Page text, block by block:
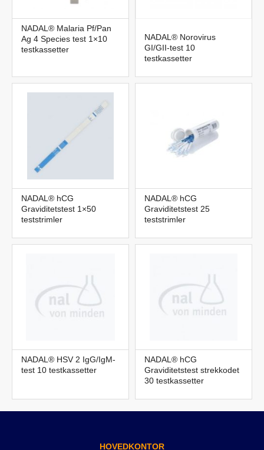
NADAL® Malaria Pf/Pan
Ag 4 Species test 1×10
testkassetter
NADAL® Norovirus
GI/GII-test 10
testkassetter
NADAL® hCG
Graviditetstest 1×50
teststrimler
NADAL® hCG
Graviditetstest 25
teststrimler
NADAL® HSV 2 IgG/IgM-
test 10 testkassetter
NADAL® hCG
Graviditetstest strekkodet
30 testkassetter
HOVEDKONTOR